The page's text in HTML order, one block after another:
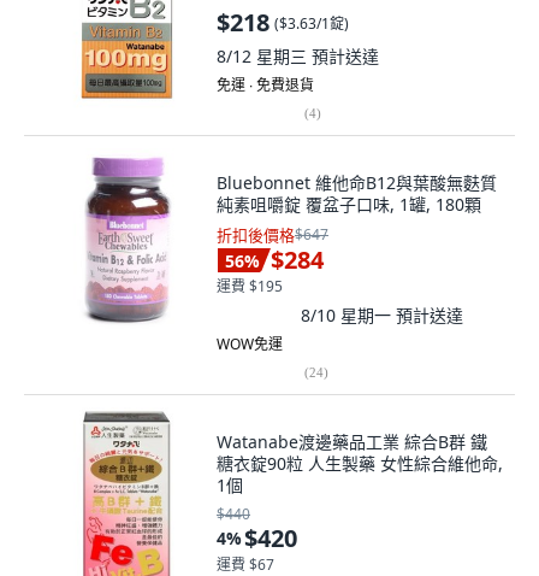
$218 ($3.63/1錠)
8/12 星期三 預計送達
免運 ∙ 免費退貨
(4)
Bluebonnet 維他命B12與葉酸無麩質
純素咀嚼錠 覆盆子口味, 1罐, 180顆
折扣後價格$647
56% $284
運費 $195
8/10 星期一 預計送達
WOW免運
(24)
Watanabe渡邊藥品工業 綜合B群 鐵
糖衣錠90粒 人生製藥 女性綜合維他命,
1個
$440
4%$420
運費 $67